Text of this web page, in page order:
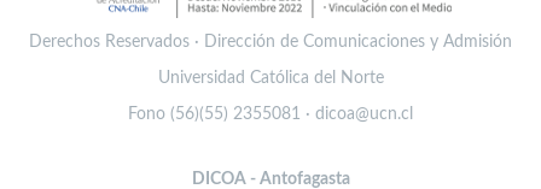
Derechos Reservados · Dirección de Comunicaciones y Admisión
Universidad Católica del Norte
Fono (56)(55) 2355081 · dicoa@ucn.cl
DICOA - Antofagasta